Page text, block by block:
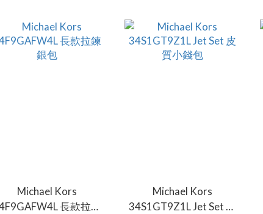
Michael Kors
長款拉鍊
Michael Kors
34S1GT9Z1L Jet Set 皮